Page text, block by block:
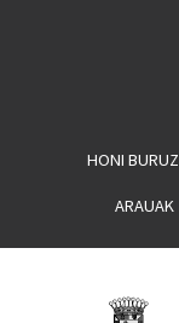
HONI BURUZ
ARAUAK